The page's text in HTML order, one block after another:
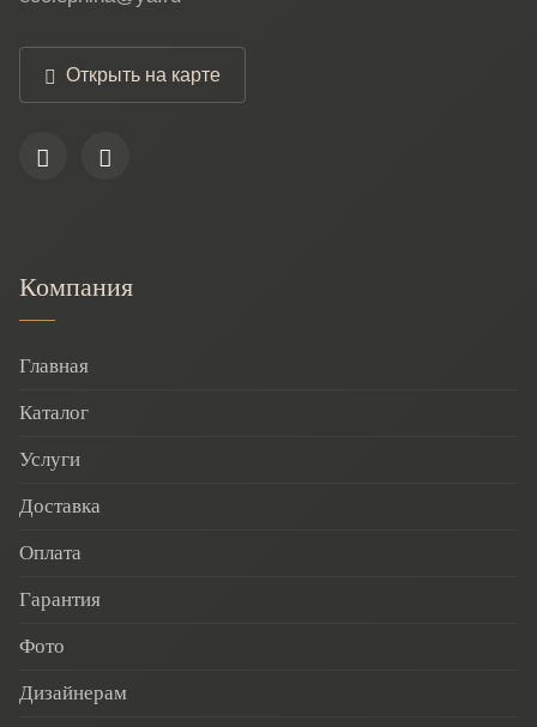
Открыть на карте
Компания
Главная
Каталог
Услуги
Доставка
Оплата
Гарантия
Фото
Дизайнерам